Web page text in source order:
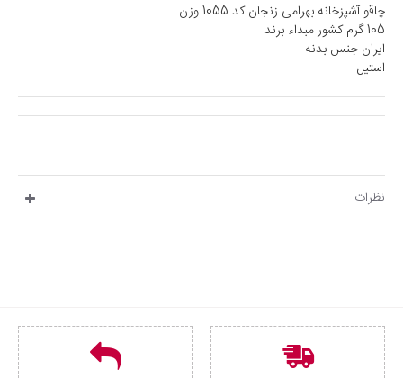
چاقو آشپزخانه بهرامی زنجان کد 1055 وزن
105 گرم کشور مبداء برند
ایران جنس بدنه
استیل
نظرات